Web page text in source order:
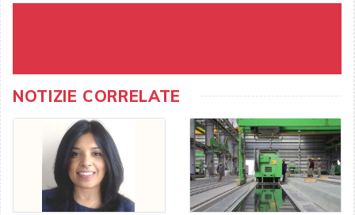
NOTIZIE CORRELATE